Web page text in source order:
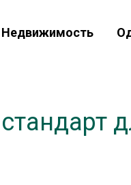
Недвижимость